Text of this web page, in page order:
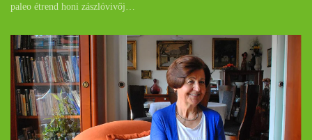
paleo étrend honi zászlóvivőj…